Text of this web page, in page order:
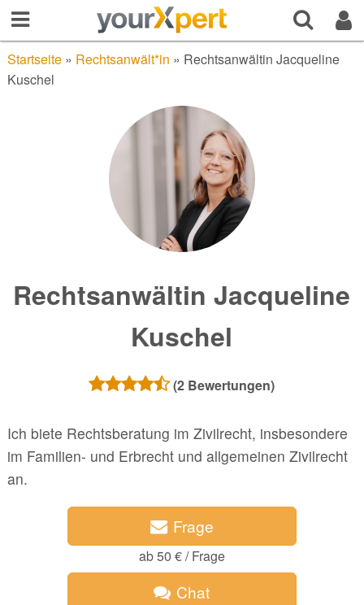
Startseite» Rechtsanwält*in » Rechtsanwältin Jacqueline
Kuschel
Rechtsanwältin Jacqueline
Kuschel
(2 Bewertungen)
Ich biete Rechtsberatung im Zivilrecht, insbesondere
im Familien- und Erbrecht und allgemeinen Zivilrecht
an.
Frage
ab 50 € / Frage
Chat